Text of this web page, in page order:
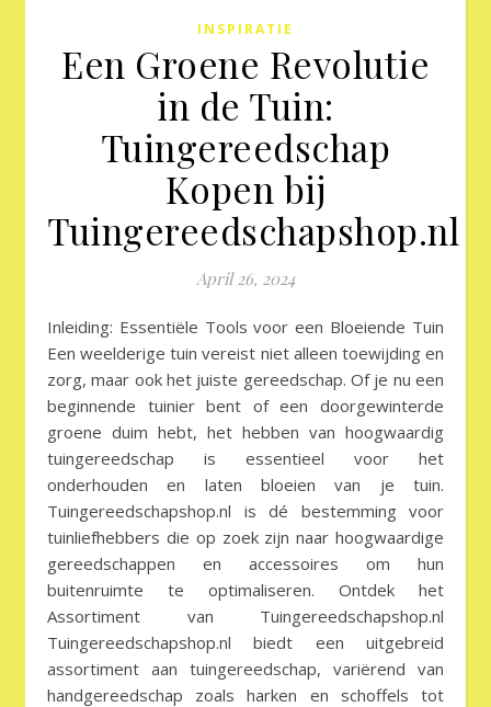
INSPIRATIE
Een Groene Revolutie
in de Tuin:
Tuingereedschap
Kopen bij
Tuingereedschapshop.nl
April 26, 2024
Inleiding: Essentiële Tools voor een Bloeiende Tuin
Een weelderige tuin vereist niet alleen toewijding en
zorg, maar ook het juiste gereedschap. Of je nu een
beginnende tuinier bent of een doorgewinterde
groene duim hebt, het hebben van hoogwaardig
tuingereedschap is essentieel voor het
onderhouden en laten bloeien van je tuin.
Tuingereedschapshop.nl is dé bestemming voor
tuinliefhebbers die op zoek zijn naar hoogwaardige
gereedschappen en accessoires om hun
buitenruimte te optimaliseren. Ontdek het
Assortiment van Tuingereedschapshop.nl
Tuingereedschapshop.nl biedt een uitgebreid
assortiment aan tuingereedschap, variërend van
handgereedschap zoals harken en schoffels tot